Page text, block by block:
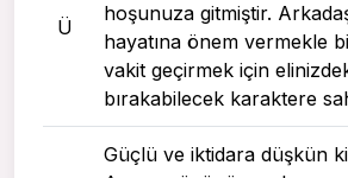
Ü
hoşunuza gitmiştir.
hayatına önem vermekle
vakit geçirmek için
bırakabilecek karaktere
Güçlü ve iktidara düşkün